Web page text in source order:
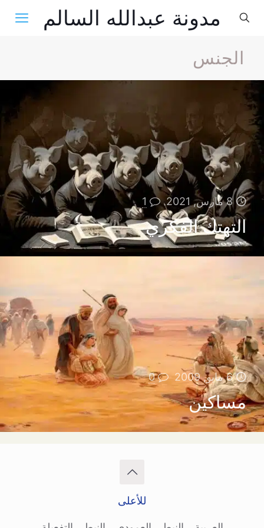
مدونة عبدالله السالم
الجنس
8 مارس, 2021 1
التهتك الفكري
6 مايو, 2009 0
مساكين
للأعلى